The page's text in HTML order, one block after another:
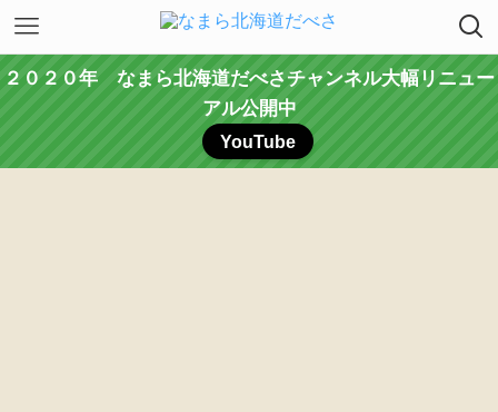
２０２０年 なまら北海道だべさチャンネル大幅リニュー
アル公開中
YouTube